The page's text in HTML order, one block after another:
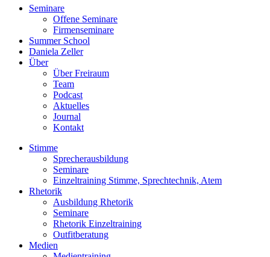
Seminare
Offene Seminare
Firmenseminare
Summer School
Daniela Zeller
Über
Über Freiraum
Team
Podcast
Aktuelles
Journal
Kontakt
Stimme
Sprecherausbildung
Seminare
Einzeltraining Stimme, Sprechtechnik, Atem
Rhetorik
Ausbildung Rhetorik
Seminare
Rhetorik Einzeltraining
Outfitberatung
Medien